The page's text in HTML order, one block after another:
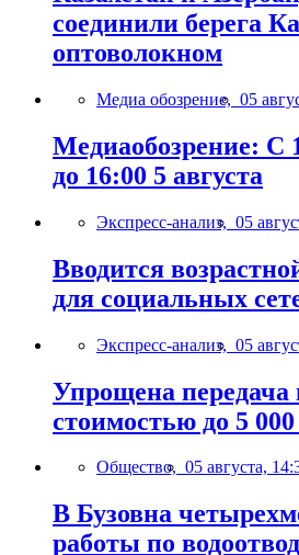
соединили берега
оптоволокном
Медиа обозрение, 05
Медиаобозрение: С
до 16:00 5 августа
Экспресс-анализ, 05
Вводится
для социальных
Экспресс-анализ, 05
Упрощена передача
стоимостью до 5
Общество, 05 августа,
В Бузовна
работы по